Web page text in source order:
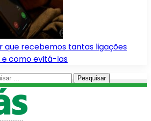
que recebemos tantas ligações
e como evitá-las